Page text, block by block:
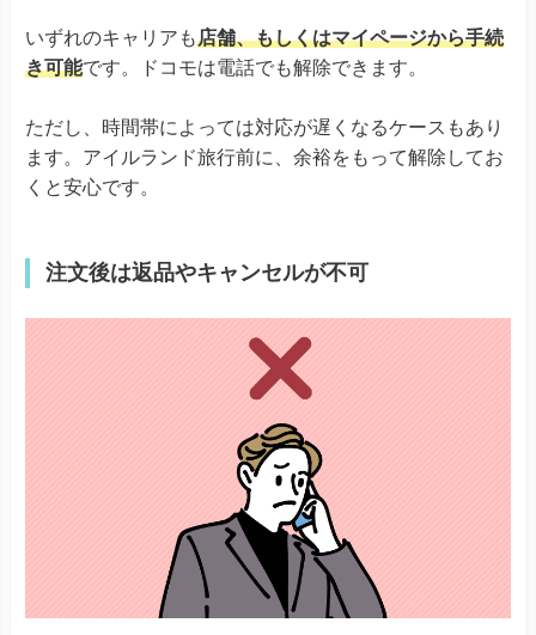
いずれのキャリアも店舗、もしくはマイページから手続
き可能です。ドコモは電話でも解除できます。
ただし、時間帯によっては対応が遅くなるケースもあり
ます。アイルランド旅行前に、余裕をもって解除してお
くと安心です。
注文後は返品やキャンセルが不可